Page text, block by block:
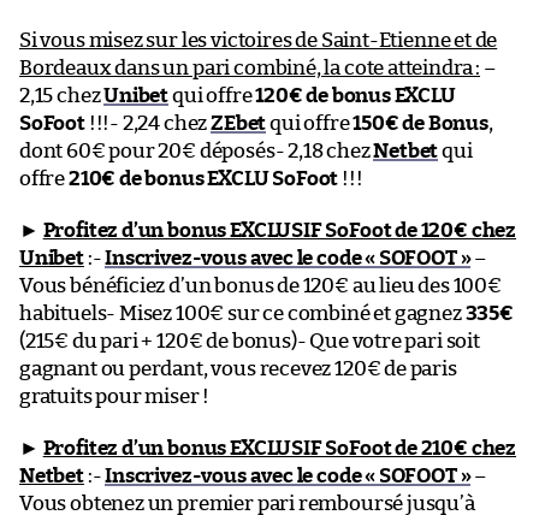
Si vous misez sur les victoires de Saint-Etienne et de
Bordeaux dans un pari combiné, la cote atteindra : –
2,15 chezUnibetqui offre120€ de bonus EXCLU
SoFoot!!!- 2,24 chezZEbetqui offre150€ de Bonus,
dont 60€ pour 20€ déposés- 2,18 chezNetbetqui
offre210€ de bonus EXCLU SoFoot !!!
► Profitez d’un bonus EXCLUSIF SoFoot de 120€ chez
Unibet:-Inscrivez-vous avec le code « SOFOOT »–
Vous bénéficiez d’un bonus de 120€ au lieu des 100€
habituels- Misez 100€ sur ce combiné et gagnez335€
(215€ du pari + 120€ de bonus)- Que votre pari soit
gagnant ou perdant, vous recevez 120€ de paris
gratuits pour miser !
► Profitez d’un bonus EXCLUSIF SoFoot de 210€ chez
Netbet:-Inscrivez-vous avec le code « SOFOOT »–
Vous obtenez un premier pari remboursé jusqu’à